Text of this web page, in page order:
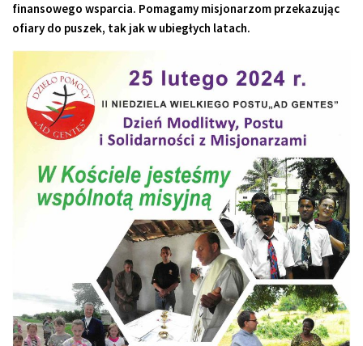
finansowego wsparcia. Pomagamy misjonarzom przekazując
ofiary do puszek, tak jak w ubiegłych latach.